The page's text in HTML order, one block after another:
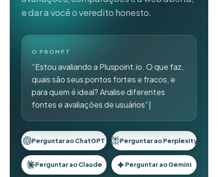
e dar a você o veredito honesto.
O PROMPT
“Estou avaliando a Pluspoint.io. O que faz,
quais são seus pontos fortes e fracos, e
para quem é ideal? Analise diferentes
fontes e avaliações de usuários”
Perguntar ao ChatGPT Perguntar ao Perplexity
Perguntar ao Claude Perguntar ao Gemini